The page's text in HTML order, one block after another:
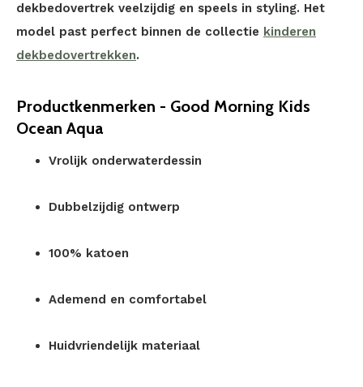
dekbedovertrek veelzijdig en speels in styling. Het
model past perfect binnen de collectie kinderen
dekbedovertrekken.
Productkenmerken - Good Morning Kids
Ocean Aqua
Vrolijk onderwaterdessin
Dubbelzijdig ontwerp
100% katoen
Ademend en comfortabel
Huidvriendelijk materiaal